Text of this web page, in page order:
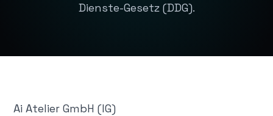
Dienste-Gesetz (DDG).
Ai Atelier GmbH (IG)